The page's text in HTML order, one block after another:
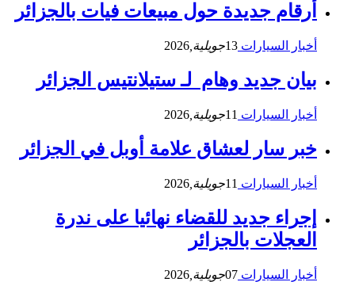
أرقام جديدة حول مبيعات فيات بالجزائر
أخبار السيارات 13جويلية, 2026
بيان جديد وهام لـ ستيلانتيس الجزائر
أخبار السيارات 11جويلية, 2026
خبر سار لعشاق علامة أوبل في الجزائر
أخبار السيارات 11جويلية, 2026
إجراء جديد للقضاء نهائيا على ندرة
العجلات بالجزائر
أخبار السيارات 07جويلية, 2026